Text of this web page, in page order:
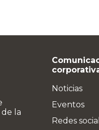
la
Noticias
Eventos
Redes